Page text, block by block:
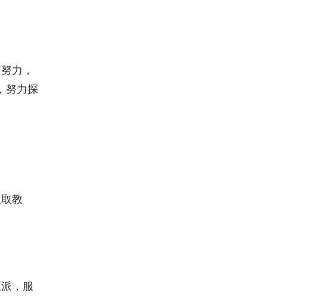
力，
努力探
教
，服